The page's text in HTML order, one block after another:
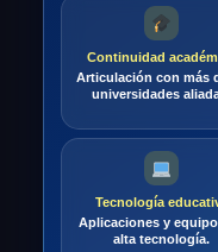
alta tecnología.
50%
✆ Hablar